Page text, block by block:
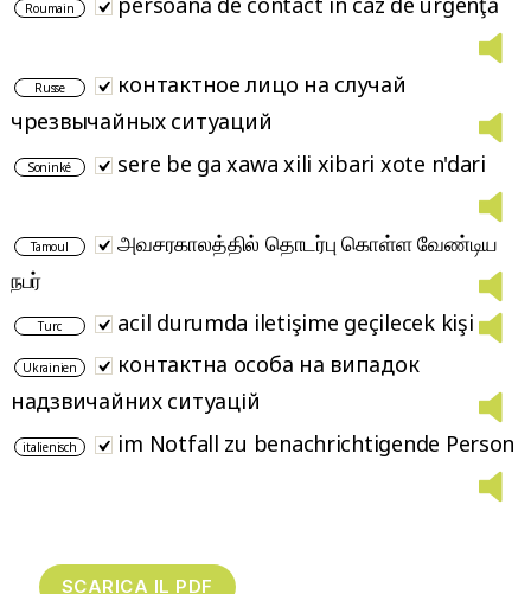
Roumain
Russe
контактное лицо на случай
чрезвычайных ситуаций
Soninké sere be ga xawa xili xibari xote n'dari
Tamoul
அவசரகாலத்தில் தொடர்பு கொள்ள வேண்டிய
நபர்
Turc acil durumda iletişime geçilecek kişi
Ukrainien
контактна особа на випадок
надзвичайних ситуацій
italienisch im Notfall zu benachrichtigende Person